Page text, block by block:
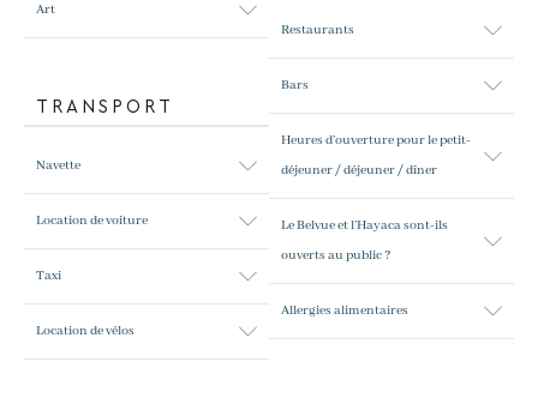
Art
TRANSPORT
Navette
Location de voiture
Taxi
Location de vélos
Restaurants
Bars
Heures d’ouverture pour le petit-
déjeuner / déjeuner / dîner
Le Belvue et l’Hayaca sont-ils
ouverts au public ?
Allergies alimentaires